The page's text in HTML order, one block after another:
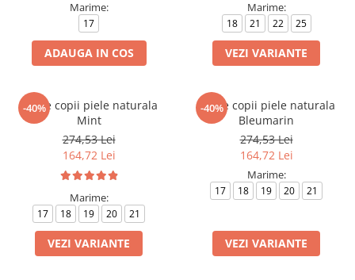
Marime:
17
ADAUGA IN COS
Marime:
18 21 22 25
VEZI VARIANTE
-40%
Ghete copii piele naturala
Mint
274,53 Lei
164,72 Lei
Marime:
17 18 19 20 21
VEZI VARIANTE
-40%
Ghete copii piele naturala
Bleumarin
274,53 Lei
164,72 Lei
Marime:
17 18 19 20 21
VEZI VARIANTE